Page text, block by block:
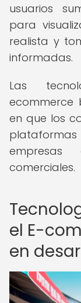
usuarios
para
realista y
informadas.
Las
ecommerce
en que los
empresas
comerciales.
el E-
en